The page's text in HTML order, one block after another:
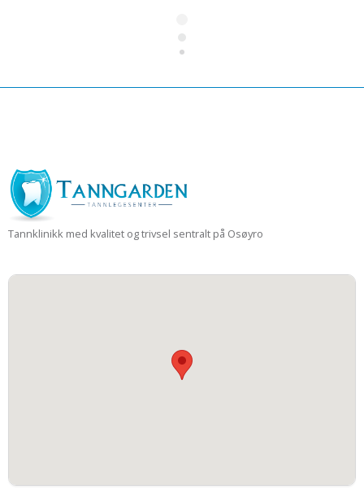
Tannklinikk med kvalitet og trivsel sentralt på Osøyro